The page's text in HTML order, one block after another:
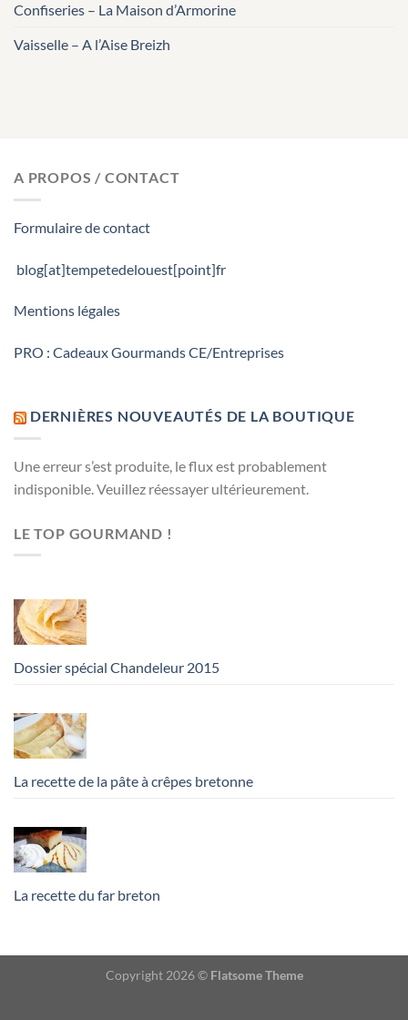
Confiseries – La Maison d’Armorine
Vaisselle – A l’Aise Breizh
A PROPOS / CONTACT
Formulaire de contact
blog[at]tempetedelouest[point]fr
Mentions légales
PRO : Cadeaux Gourmands CE/Entreprises
DERNIÈRES NOUVEAUTÉS DE LA BOUTIQUE
Une erreur s’est produite, le flux est probablement
indisponible. Veuillez réessayer ultérieurement.
LE TOP GOURMAND !
Dossier spécial Chandeleur 2015
La recette de la pâte à crêpes bretonne
La recette du far breton
Copyright 2026 © Flatsome Theme